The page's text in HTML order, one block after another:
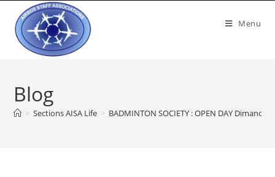
Menu
Blog
> Sections AISA Life > BADMINTON SOCIETY : OPEN DAY Dimanche